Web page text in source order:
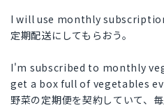
I will use monthly
定期配送にしてもらおう。
I'm subscribed to monthly
get a box full of vegetables
野菜の定期便を契約していて、